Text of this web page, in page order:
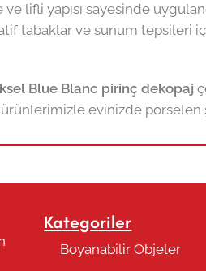
ve lifli yapısı sayesinde
tabaklar ve sunum tepsileri
Blue Blanc pirinç dekopaj
evinizde porselen
Kategoriler
Boyanabilir Objeler